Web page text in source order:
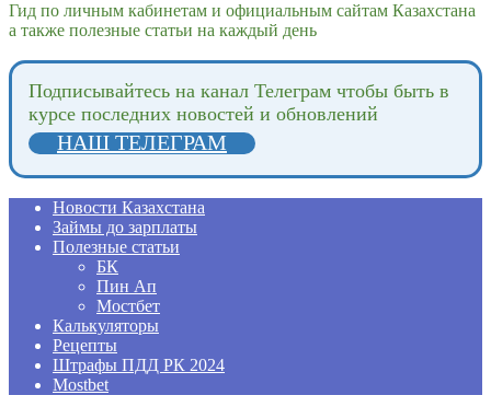
Гид по личным кабинетам и официальным сайтам Казахстана
а также полезные статьи на каждый день
Подпиcывайтесь на канал Телеграм чтобы быть в
курсе последних новостей и обновлений
НАШ ТЕЛЕГРАМ
Новости Казахстана
Займы до зарплаты
Полезные статьи
БК
Пин Ап
Мостбет
Калькуляторы
Рецепты
Штрафы ПДД РК 2024
Mostbet